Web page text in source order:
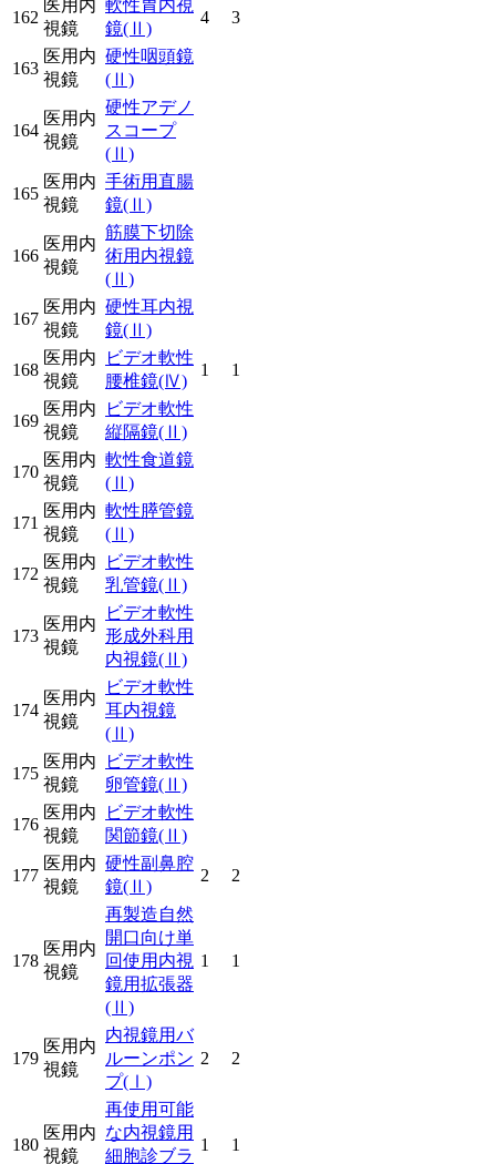
162
医用内
視鏡
軟性胃内視
鏡(Ⅱ)
4 3
163
医用内
視鏡
硬性咽頭鏡
(Ⅱ)
164
医用内
視鏡
硬性アデノ
スコープ
(Ⅱ)
165
医用内
視鏡
手術用直腸
鏡(Ⅱ)
166
医用内
視鏡
筋膜下切除
術用内視鏡
(Ⅱ)
167
医用内
視鏡
硬性耳内視
鏡(Ⅱ)
168
医用内
視鏡
ビデオ軟性
腰椎鏡(Ⅳ)
1 1
169
医用内
視鏡
ビデオ軟性
縦隔鏡(Ⅱ)
170
医用内
視鏡
軟性食道鏡
(Ⅱ)
171
医用内
視鏡
軟性膵管鏡
(Ⅱ)
172
医用内
視鏡
ビデオ軟性
乳管鏡(Ⅱ)
173
医用内
視鏡
ビデオ軟性
形成外科用
内視鏡(Ⅱ)
174
医用内
視鏡
ビデオ軟性
耳内視鏡
(Ⅱ)
175
医用内
視鏡
ビデオ軟性
卵管鏡(Ⅱ)
176
医用内
視鏡
ビデオ軟性
関節鏡(Ⅱ)
177
医用内
視鏡
硬性副鼻腔
鏡(Ⅱ)
2 2
178
医用内
視鏡
再製造自然
開口向け単
回使用内視
鏡用拡張器
(Ⅱ)
1 1
179
医用内
視鏡
内視鏡用バ
ルーンポン
プ(Ⅰ)
2 2
180
医用内
視鏡
再使用可能
な内視鏡用
細胞診ブラ
1 1